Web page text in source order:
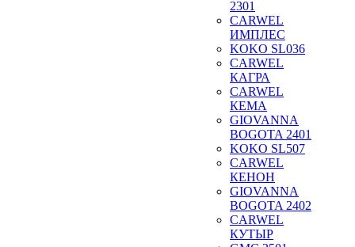
2301
CARWEL
ИМПЛЕС
KOKO SL036
CARWEL
КАГРА
CARWEL
КЕМА
GIOVANNA
BOGOTA 2401
KOKO SL507
CARWEL
КЕНОН
GIOVANNA
BOGOTA 2402
CARWEL
КУТЫР